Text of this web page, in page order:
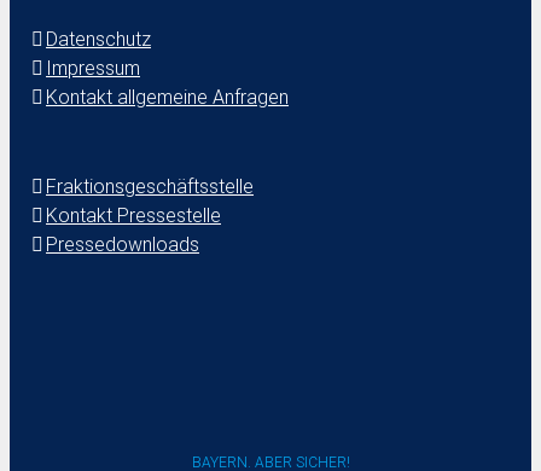
Datenschutz
Impressum
Kontakt allgemeine Anfragen
Fraktionsgeschäftsstelle
Kontakt Pressestelle
Pressedownloads
BAYERN. ABER SICHER!